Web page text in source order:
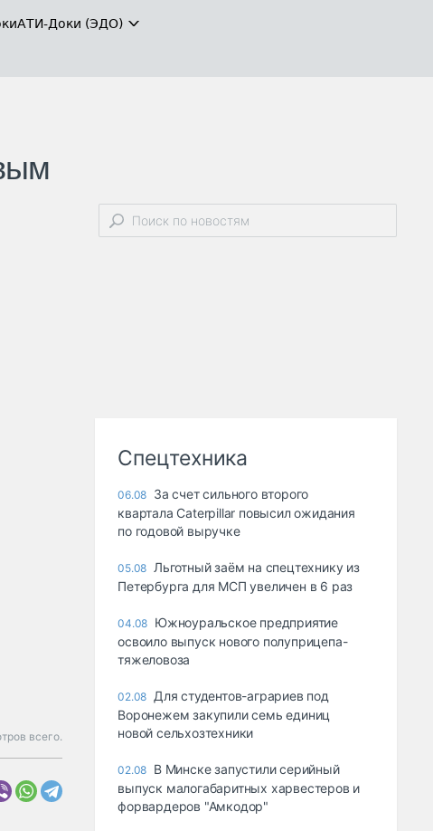
АТИ-Доки (ЭДО)
всего.
Спецтехника
06.08 За счет сильного второго
квартала Caterpillar повысил ожидания
по годовой выручке
05.08 Льготный заём на спецтехнику из
Петербурга для МСП увеличен в 6 раз
04.08 Южноуральское предприятие
освоило выпуск нового полуприцепа-
тяжеловоза
02.08 Для студентов-аграриев под
Воронежем закупили семь единиц
новой сельхозтехники
02.08 В Минске запустили серийный
выпуск малогабаритных харвестеров и
форвардеров "Амкодор"